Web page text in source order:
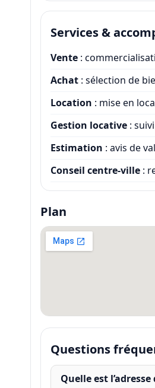
Services &
Vente:
Achat: sélection de
Location : mise en
Gestion locative:
Estimation : avis de
Conseil centre-ville:
Plan
Questions
Quelle est